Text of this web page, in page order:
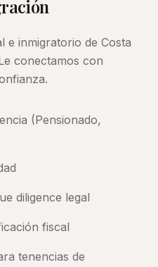
e inmigratorio de Costa
conectamos con
(Pensionado,
diligence legal
fiscal
tenencias de